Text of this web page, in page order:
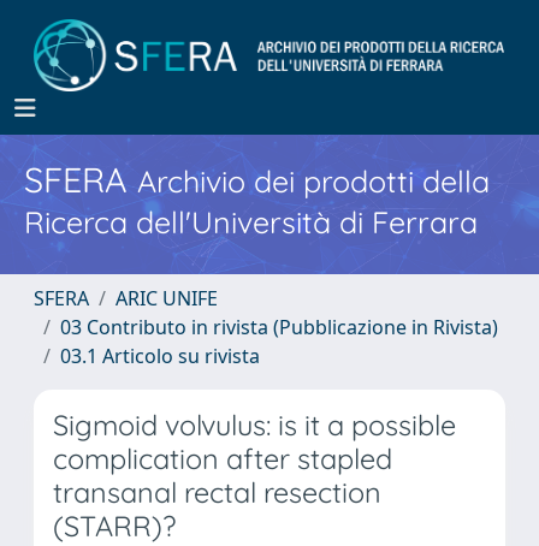
SFERA Archivio dei prodotti della
Ricerca dell'Università di Ferrara
SFERA
ARIC UNIFE
03 Contributo in rivista (Pubblicazione in Rivista)
03.1 Articolo su rivista
Sigmoid volvulus: is it a possible
complication after stapled
transanal rectal resection
(STARR)?